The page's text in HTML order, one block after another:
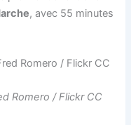
, avec 55 minutes
Romero / Flickr CC